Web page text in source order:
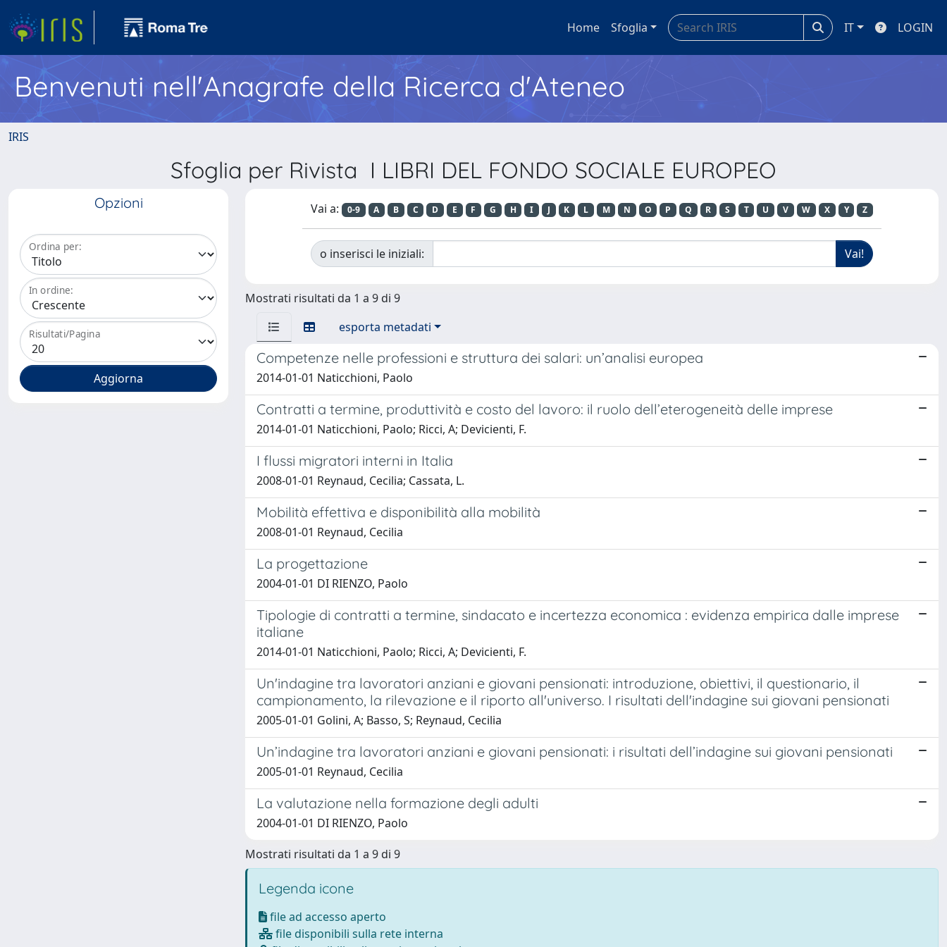
Home Sfoglia IT LOGIN
Benvenuti nell'Anagrafe della Ricerca d'Ateneo
IRIS
Sfoglia per Rivista I LIBRI DEL FONDO SOCIALE EUROPEO
Opzioni
Ordina per:
In ordine:
Risultati/Pagina
Vai a: 0-9 A B C D E F G H I J K L M N O P Q R S T U V W X Y Z
o inserisci le iniziali:
Mostrati risultati da 1 a 9 di 9
esporta metadati
Competenze nelle professioni e struttura dei salari: un’analisi europea
2014-01-01 Naticchioni, Paolo
Contratti a termine, produttività e costo del lavoro: il ruolo dell’eterogeneità delle imprese
2014-01-01 Naticchioni, Paolo; Ricci, A; Devicienti, F.
I flussi migratori interni in Italia
2008-01-01 Reynaud, Cecilia; Cassata, L.
Mobilità effettiva e disponibilità alla mobilità
2008-01-01 Reynaud, Cecilia
La progettazione
2004-01-01 DI RIENZO, Paolo
Tipologie di contratti a termine, sindacato e incertezza economica : evidenza empirica dalle imprese
italiane
2014-01-01 Naticchioni, Paolo; Ricci, A; Devicienti, F.
Un'indagine tra lavoratori anziani e giovani pensionati: introduzione, obiettivi, il questionario, il
campionamento, la rilevazione e il riporto all'universo. I risultati dell'indagine sui giovani pensionati
2005-01-01 Golini, A; Basso, S; Reynaud, Cecilia
Un’indagine tra lavoratori anziani e giovani pensionati: i risultati dell’indagine sui giovani pensionati
2005-01-01 Reynaud, Cecilia
La valutazione nella formazione degli adulti
2004-01-01 DI RIENZO, Paolo
Mostrati risultati da 1 a 9 di 9
Legenda icone
file ad accesso aperto
file disponibili sulla rete interna